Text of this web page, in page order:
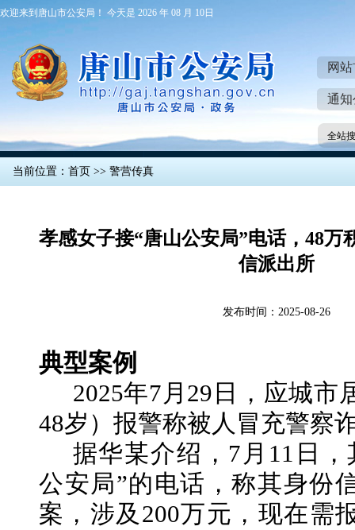
欢迎来到唐山市公安局！ 今天是 2026 年 08 月 10日
网
通
全站
当前位置： 首页 >> 警营传真
孝感女子接“唐山公安局”电话，48万
信派出所
发布时间：2025-08-26
典型案例
2025年7月29日，应城市
48岁）报警称被人冒充警察
据华某介绍， 7月11日
公安局”的电话，称其身份
案，涉及200万元，现在需